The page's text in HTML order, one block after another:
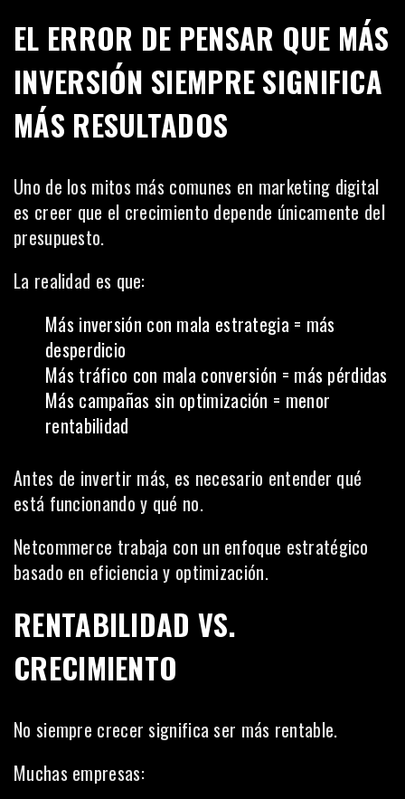
EL ERROR DE PENSAR QUE MÁS
INVERSIÓN SIEMPRE SIGNIFICA
MÁS RESULTADOS
Uno de los mitos más comunes en marketing digital
es creer que el crecimiento depende únicamente del
presupuesto.
La realidad es que:
Más inversión con mala estrategia = más
desperdicio
Más tráfico con mala conversión = más pérdidas
Más campañas sin optimización = menor
rentabilidad
Antes de invertir más, es necesario entender qué
está funcionando y qué no.
Netcommerce trabaja con un enfoque estratégico
basado en eficiencia y optimización.
RENTABILIDAD VS.
CRECIMIENTO
No siempre crecer significa ser más rentable.
Muchas empresas: